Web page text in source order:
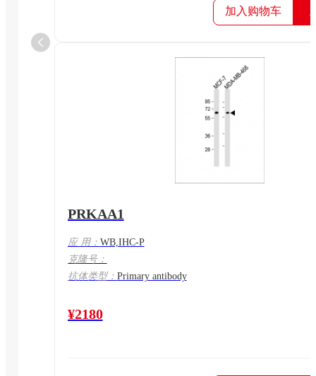
加入购物车
PRKAA1
应 用： WB,IHC-P
克隆号：
抗体类型： Primary antibody
¥2180